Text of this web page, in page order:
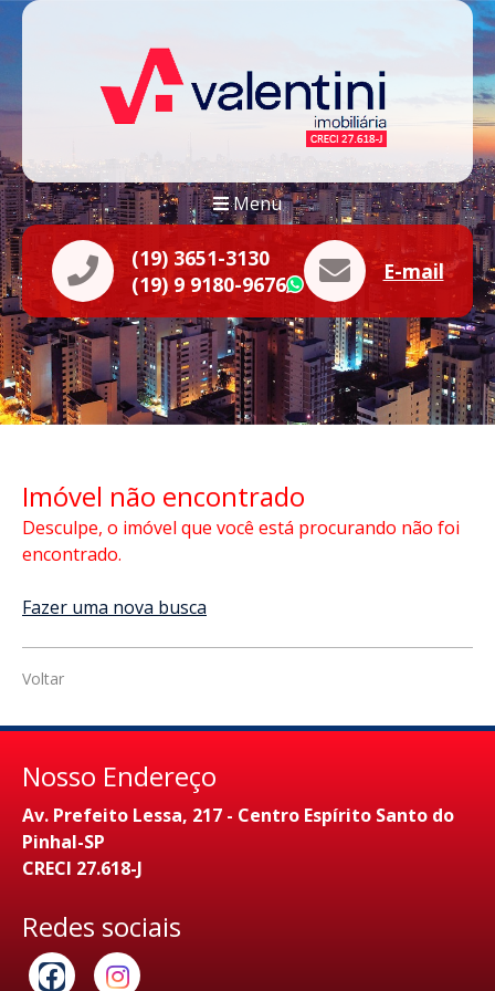
Menu
(19) 3651-3130
(19) 9 9180-9676
WhatsApp
E-mail
Imóvel não encontrado
Desculpe, o imóvel que você está procurando não foi
encontrado.
Fazer uma nova busca
Voltar
Nosso Endereço
Av. Prefeito Lessa, 217 - Centro Espírito Santo do
Pinhal-SP
CRECI 27.618-J
Redes sociais